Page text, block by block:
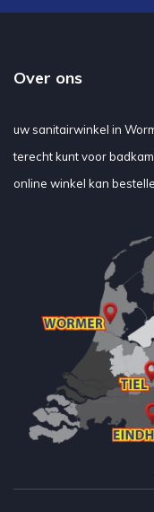
Over ons
uw sanitairwinkel in
terecht kunt voor
online winkel kan